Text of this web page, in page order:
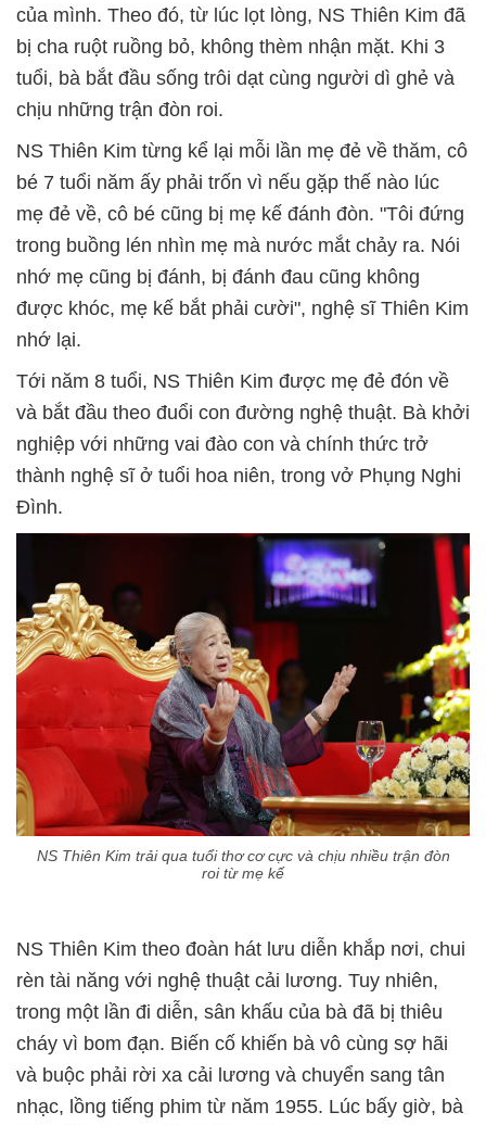
của mình. Theo đó, từ lúc lọt lòng, NS Thiên Kim đã
bị cha ruột ruồng bỏ, không thèm nhận mặt. Khi 3
tuổi, bà bắt đầu sống trôi dạt cùng người dì ghẻ và
chịu những trận đòn roi.
NS Thiên Kim từng kể lại mỗi lần mẹ đẻ về thăm, cô
bé 7 tuổi năm ấy phải trốn vì nếu gặp thế nào lúc
mẹ đẻ về, cô bé cũng bị mẹ kế đánh đòn. "Tôi đứng
trong buồng lén nhìn mẹ mà nước mắt chảy ra. Nói
nhớ mẹ cũng bị đánh, bị đánh đau cũng không
được khóc, mẹ kế bắt phải cười", nghệ sĩ Thiên Kim
nhớ lại.
Tới năm 8 tuổi, NS Thiên Kim được mẹ đẻ đón về
và bắt đầu theo đuổi con đường nghệ thuật. Bà khởi
nghiệp với những vai đào con và chính thức trở
thành nghệ sĩ ở tuổi hoa niên, trong vở Phụng Nghi
Đình.
NS Thiên Kim trải qua tuổi thơ cơ cực và chịu nhiều trận đòn
roi từ mẹ kế
NS Thiên Kim theo đoàn hát lưu diễn khắp nơi, chui
rèn tài năng với nghệ thuật cải lương. Tuy nhiên,
trong một lần đi diễn, sân khấu của bà đã bị thiêu
cháy vì bom đạn. Biến cố khiến bà vô cùng sợ hãi
và buộc phải rời xa cải lương và chuyển sang tân
nhạc, lồng tiếng phim từ năm 1955. Lúc bấy giờ, bà